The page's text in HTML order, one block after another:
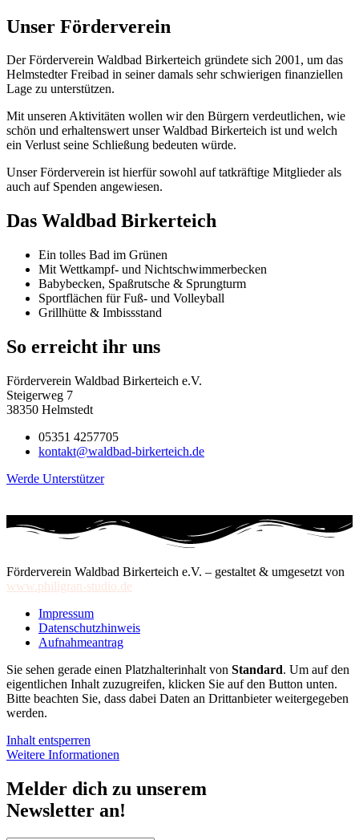
Unser Förderverein
Der Förderverein Waldbad Birkerteich gründete sich 2001, um das
Helmstedter Freibad in seiner damals sehr schwierigen finanziellen
Lage zu unterstützen.
Mit unseren Aktivitäten wollen wir den Bürgern verdeutlichen, wie
schön und erhaltenswert unser Waldbad Birkerteich ist und welch
ein Verlust seine Schließung bedeuten würde.
Unser Förderverein ist hierfür sowohl auf tatkräftige Mitglieder als
auch auf Spenden angewiesen.
Das Waldbad Birkerteich
Ein tolles Bad im Grünen
Mit Wettkampf- und Nichtschwimmerbecken
Babybecken, Spaßrutsche & Sprungturm
Sportflächen für Fuß- und Volleyball
Grillhütte & Imbissstand
So erreicht ihr uns
Förderverein Waldbad Birkerteich e.V.
Steigerweg 7
38350 Helmstedt
05351 4257705
kontakt@waldbad-birkerteich.de
Werde Unterstützer
Förderverein Waldbad Birkerteich e.V. – gestaltet & umgesetzt von
www.philigran-studio.de
Impressum
Datenschutzhinweis
Aufnahmeantrag
Sie sehen gerade einen Platzhalterinhalt von Standard. Um auf den
eigentlichen Inhalt zuzugreifen, klicken Sie auf den Button unten.
Bitte beachten Sie, dass dabei Daten an Drittanbieter weitergegeben
werden.
Inhalt entsperren
Weitere Informationen
Melder dich zu unserem
Newsletter an!